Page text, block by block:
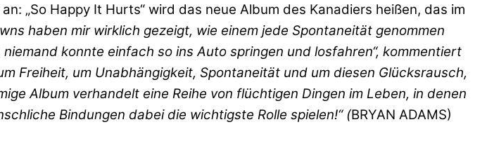
„So Happy It Hurts“ wird das neue Album des Kanadiers heißen, das im
haben mir wirklich gezeigt, wie einem jede Spontaneität genommen
konnte einfach so ins Auto springen und losfahren“, kommentiert
Freiheit, um Unabhängigkeit, Spontaneität und um diesen Glücksrausch,
Album verhandelt eine Reihe von flüchtigen Dingen im Leben, in denen
Bindungen dabei die wichtigste Rolle spielen!“ (BRYAN ADAMS)